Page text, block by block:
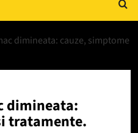
dimineata: cauze, simptome
dimineata:
tratamente.